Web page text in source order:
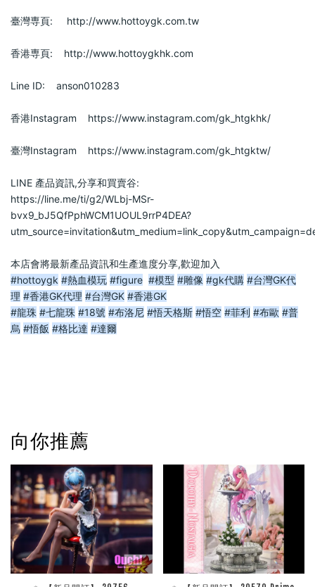
臺灣専頁:     http://www.hottoygk.com.tw
香港専頁:    http://www.hottoygkhk.com
Line ID:    anson010283
香港Instagram    https://www.instagram.com/gk_htgkhk/
臺灣Instagram    https://www.instagram.com/gk_htgktw/
LINE 產品資訊,分享和買賣谷:
https://line.me/ti/g2/WLbj-MSr-
bvx9_bJ5QfPphWCM1UOUL9rrP4DEA?
本店會將最新產品資訊和生產進度分享,歡迎加入
#hottoygk #熱血模玩 #figure #模型 #雕像 #gk代購 #台灣GK代
理 #香港GK代理 #台灣GK #香港GK
#龍珠 #七龍珠 #18號 #布洛尼 #悟天格斯 #悟空 #菲利 #布歐 #普
烏 #悟飯 #格比達 #達爾
向你推薦